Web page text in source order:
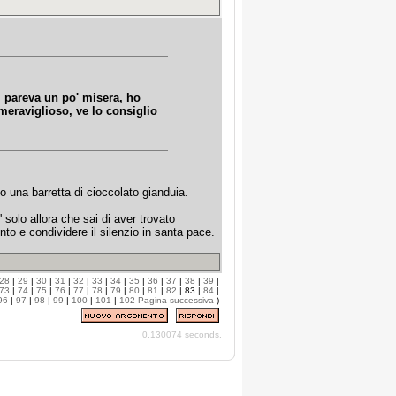
un po' misera, ho
ve lo consiglio
una barretta di cioccolato gianduia.
solo allora che sai di aver trovato
e condividere il silenzio in santa pace.
28 | 29 | 30 | 31 | 32 | 33 | 34 | 35 | 36 | 37 | 38 | 39 |
73 | 74 | 75 | 76 | 77 | 78 | 79 | 80 | 81 | 82 | 83 | 84 |
| 97 | 98 | 99 | 100 | 101 | 102 Pagina successiva )
0.130074 seconds.